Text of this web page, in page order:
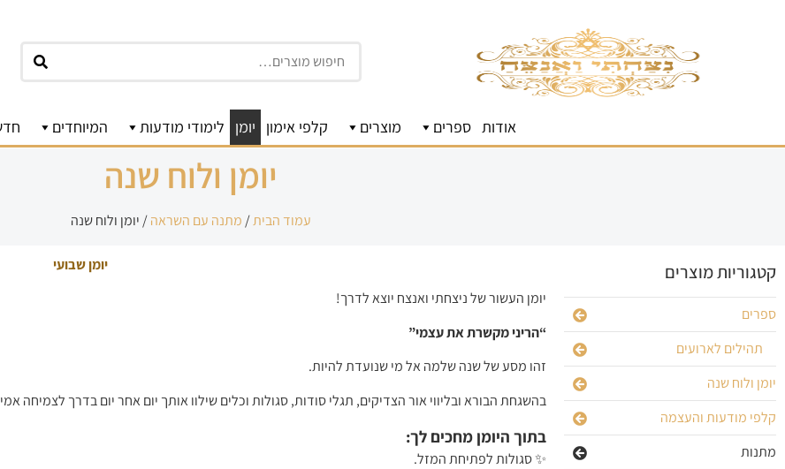
חיפוש
אודות ספרים מוצרים קלפי אימון יומן לימודי מודעות המיוחדים
יומן ולוח שנה
עמוד הבית/ מתנה עם השראה/ יומן ולוח שנה
קטגוריות מוצרים
ספרים
תהילים לארועים
יומן ולוח שנה
קלפי מודעות והעצמה
מתנות
יומן שבועי
יומן העשור של ניצחתי ואנצח יוצא לדרך!
“הריני מקשרת את עצמי”
זהו מסע של שנה שלמה אל מי שנועדת להיות.
בהשגחת הבורא ובליווי אור הצדיקים, תגלי סודות, סגולות וכלים שילוו אותך יום אחר יום בדרך לצמיחה
בתוך היומן מחכים לך:
✨ סגולות לפתיחת המזל.